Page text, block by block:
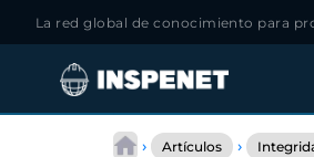
La red global de conocimiento para
› Artículos ›